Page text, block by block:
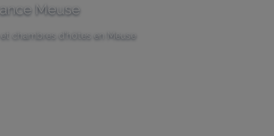
Meuse
chambres d'hôtes en Meuse